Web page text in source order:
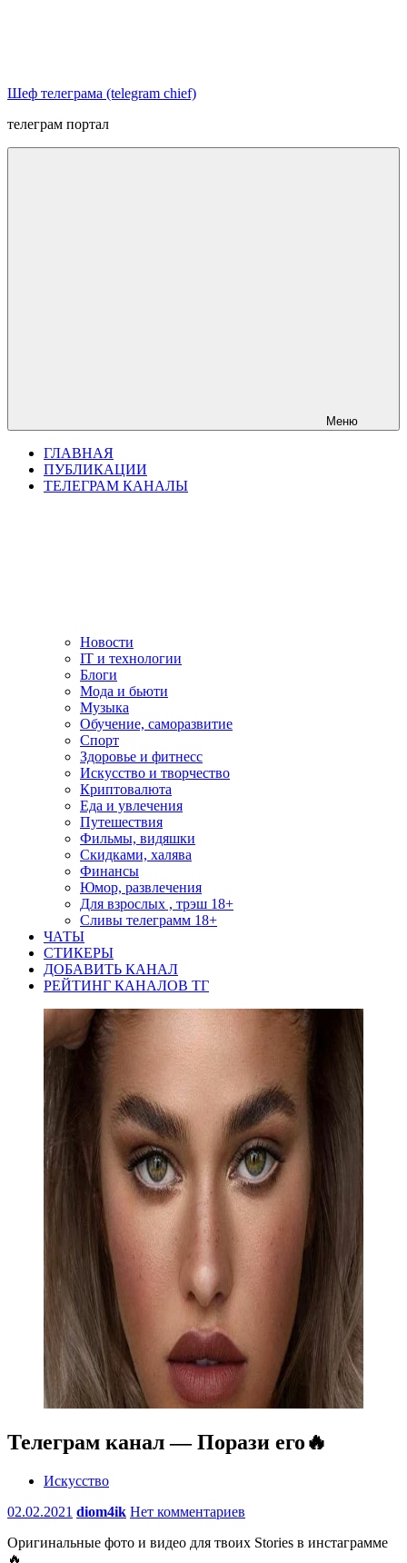
Шеф телеграма (telegram chief)
телеграм портал
Меню
ГЛАВНАЯ
ПУБЛИКАЦИИ
ТЕЛЕГРАМ КАНАЛЫ
Новости
IT и технологии
Блоги
Мода и бьюти
Музыка
Обучение, саморазвитие
Спорт
Здоровье и фитнесс
Искусство и творчество
Криптовалюта
Еда и увлечения
Путешествия
Фильмы, видяшки
Скидками, халява
Финансы
Юмор, развлечения
Для взрослых , трэш 18+
Сливы телеграмм 18+
ЧАТЫ
СТИКЕРЫ
ДОБАВИТЬ КАНАЛ
РЕЙТИНГ КАНАЛОВ ТГ
Телеграм канал — Порази его🔥
Искусство
02.02.2021 diom4ik Нет комментариев
Оригинальные фото и видео для твоих Stories в инстаграмме
🔥